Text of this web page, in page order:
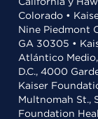
Colorado •
Nine Piedmont
GA 30305 •
Atlántico
D.C., 4000
Kaiser
Multnomah St.,
Foundation